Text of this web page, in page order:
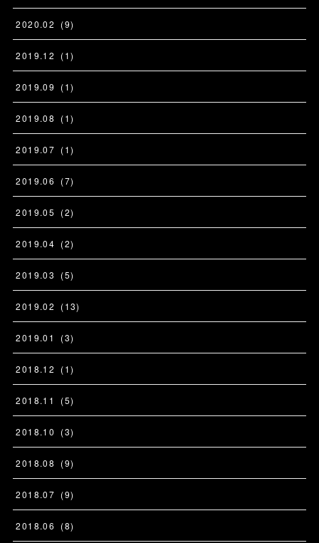
2020.02 (9)
2019.12 (1)
2019.09 (1)
2019.08 (1)
2019.07 (1)
2019.06 (7)
2019.05 (2)
2019.04 (2)
2019.03 (5)
2019.02 (13)
2019.01 (3)
2018.12 (1)
2018.11 (5)
2018.10 (3)
2018.08 (9)
2018.07 (9)
2018.06 (8)